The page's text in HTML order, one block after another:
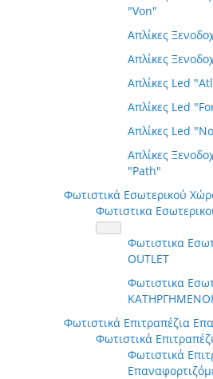
"Von"
Απλίκες
Απλίκες
Απλίκες Led
Απλίκες Led
Απλίκες Led
Απλίκες
"Path"
Φωτιστικά Εσωτερικού
Φωτιστικα
Φωτιστικα
OUTLET
Φωτιστικα
Φωτιστικά Επιτραπέζια
Φωτιστικά
Φωτιστικά